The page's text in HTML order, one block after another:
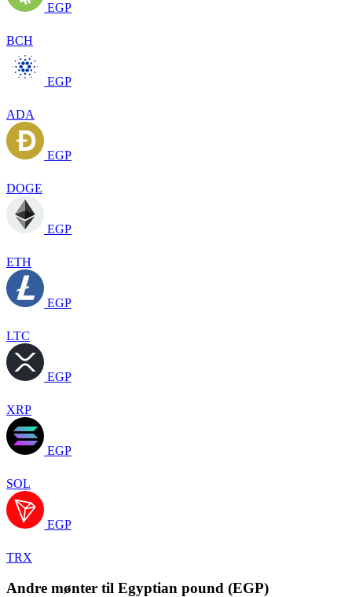
EGP
BCH
EGP
ADA
EGP
DOGE
EGP
ETH
EGP
LTC
EGP
XRP
EGP
SOL
EGP
TRX
Andre mønter til Egyptian pound (EGP)